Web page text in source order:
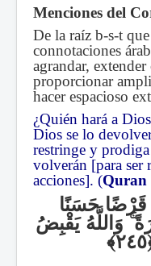
Menciones del
De la raíz b-s-t
connotaciones
agrandar,
proporcionar
hacer espacioso
¿Quién hará a
Dios se lo
restringe y
volverán [para ser
acciones]. (Quran
حَسَنًا
ۚوَاللَّهُ يَقْبِضُ